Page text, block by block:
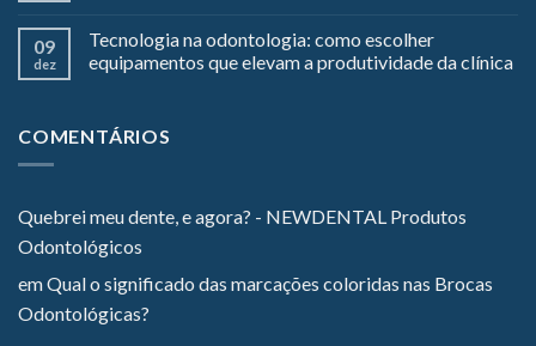
09
dez
Tecnologia na odontologia: como escolher
equipamentos que elevam a produtividade da clínica
COMENTÁRIOS
Quebrei meu dente, e agora? - NEWDENTAL Produtos
Odontológicos
emQual o significado das marcações coloridas nas Brocas
Odontológicas?